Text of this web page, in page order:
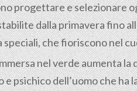
progettare e selezionare
dalla primavera fino
che fioriscono nel
nel verde aumenta
psichico dell’uomo che